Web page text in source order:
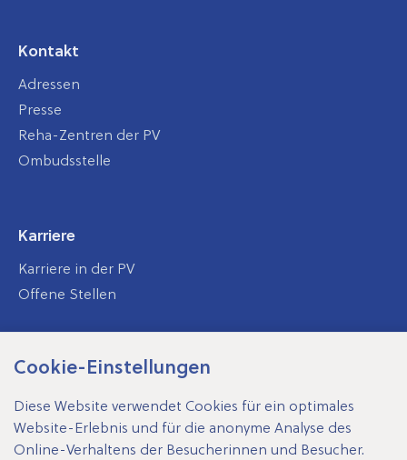
Cookie-Einstellungen
Diese Website verwendet Cookies für ein optimales
Website-Erlebnis und für die anonyme Analyse des
Online-Verhaltens der Besucherinnen und Besucher.
Kontakt
Adressen
Presse
Reha-Zentren der PV
Ombudsstelle
Karriere
Karriere in der PV
Offene Stellen
SV-Träger